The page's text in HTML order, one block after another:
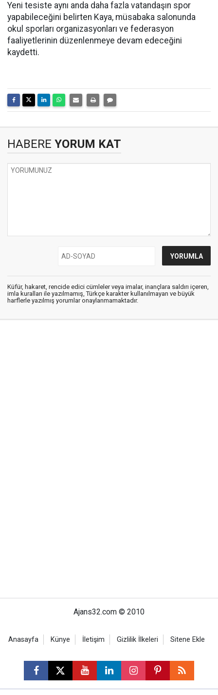
Yeni tesiste aynı anda daha fazla vatandaşın spor
yapabileceğini belirten Kaya, müsabaka salonunda
okul sporları organizasyonları ve federasyon
faaliyetlerinin düzenlenmeye devam edeceğini
kaydetti.
HABERE YORUM KAT
Küfür, hakaret, rencide edici cümleler veya imalar, inançlara saldırı içeren,
imla kuralları ile yazılmamış, Türkçe karakter kullanılmayan ve büyük
harflerle yazılmış yorumlar onaylanmamaktadır.
Ajans32.com © 2010
Anasayfa Künye İletişim Gizlilik İlkeleri Sitene Ekle